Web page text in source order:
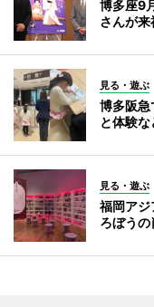
博多座9
さんが
見る・遊ぶ
博多阪
と体験
見る・遊ぶ
福岡ア
ろぼう